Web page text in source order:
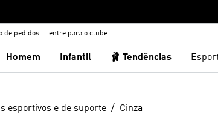
de pedidos entre para o clube
Homem Infantil 🩰 Tendências
esportivos e de suporte Cinza